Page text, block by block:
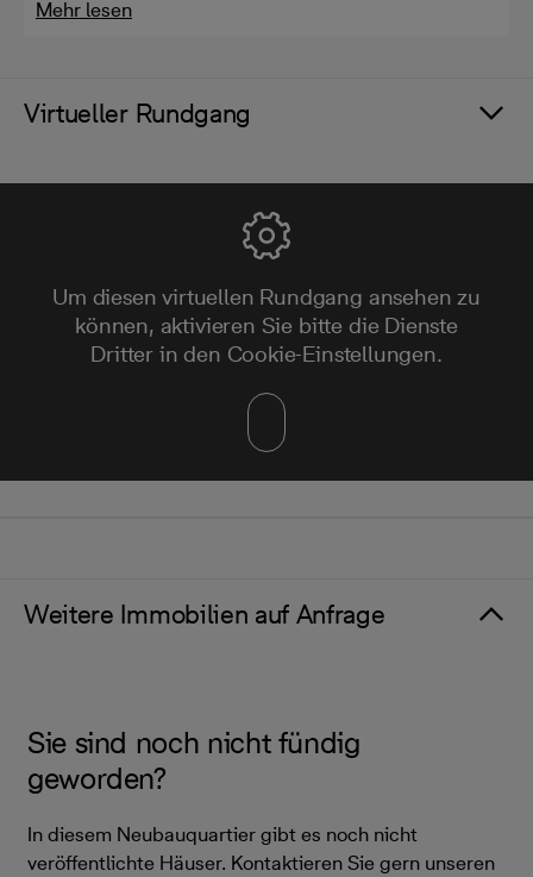
Mehr lesen
Virtueller Rundgang
Um diesen virtuellen Rundgang ansehen zu
können, aktivieren Sie bitte die Dienste
Dritter in den Cookie-Einstellungen.
Weitere Immobilien auf Anfrage
Sie sind noch nicht fündig
geworden?
In diesem Neubauquartier gibt es noch nicht
veröffentlichte Häuser. Kontaktieren Sie gern unseren